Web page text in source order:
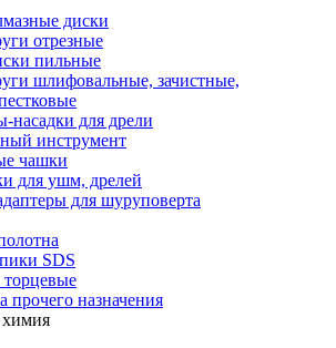
диски
отрезные
пильные
шлифовальные, зачистные,
насадки для дрели
инструмент
чашки
для ушм, дрелей
для шуруповерта
SDS
торцевые
прочего назначения
химия